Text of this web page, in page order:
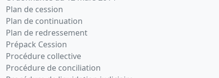
Plan de cession
Plan de continuation
Plan de redressement
Prépack Cession
Procédure collective
Procédure de conciliation